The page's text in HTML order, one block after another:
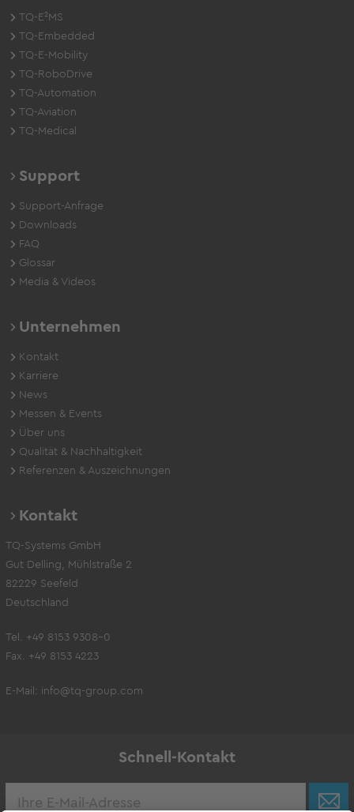
TQ-E²MS
TQ-Embedded
TQ-E-Mobility
TQ-RoboDrive
TQ-Automation
TQ-Aviation
TQ-Medical
Support
Support-Anfrage
Downloads
FAQ
Glossar
Media & Videos
Unternehmen
Kontakt
Karriere
News
Messen & Events
Über uns
Qualität & Nachhaltigkeit
Referenzen & Auszeichnungen
Kontakt
TQ-Systems GmbH
Gut Delling, Mühlstraße 2
82229 Seefeld
Deutschland
Tel. +49 8153 9308-0
Fax. +49 8153 4223
E-Mail: info@tq-group.com
Schnell-Kontakt